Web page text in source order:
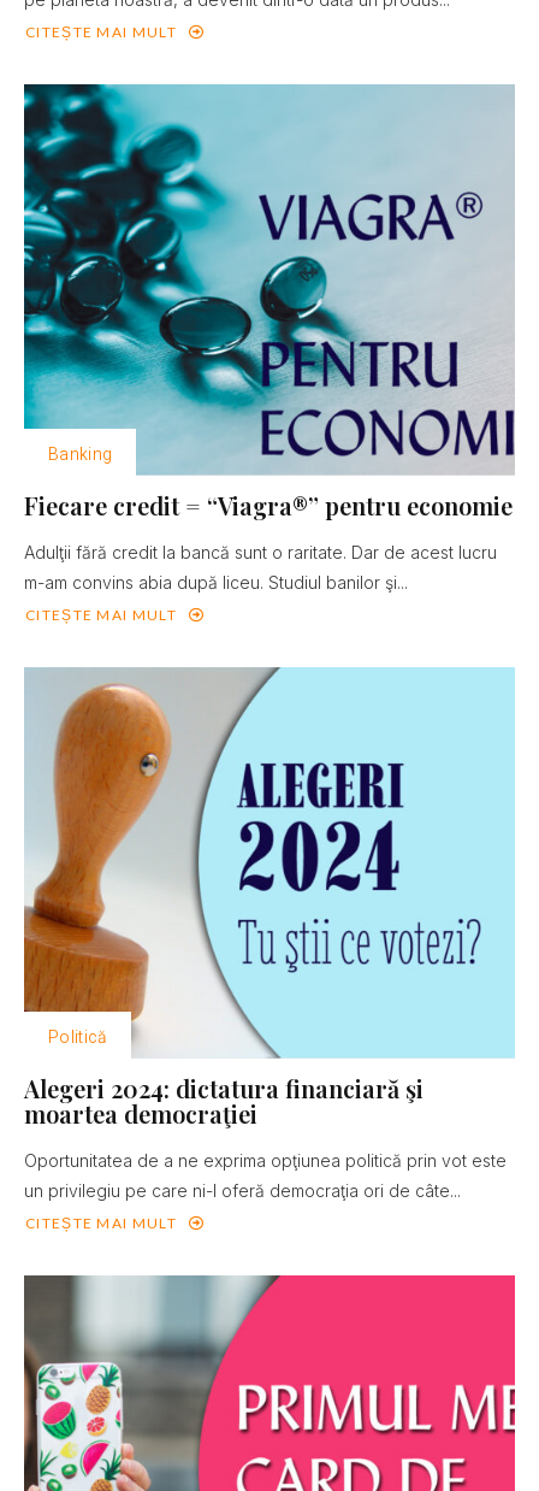
CITEȘTE MAI MULT
Banking
Fiecare credit = “Viagra®” pentru economie
Adulţii fără credit la bancă sunt o raritate. Dar de acest lucru
m-am convins abia după liceu. Studiul banilor şi...
CITEȘTE MAI MULT
Politică
Alegeri 2024: dictatura financiară şi
moartea democraţiei
Oportunitatea de a ne exprima opţiunea politică prin vot este
un privilegiu pe care ni-l oferă democraţia ori de câte...
CITEȘTE MAI MULT